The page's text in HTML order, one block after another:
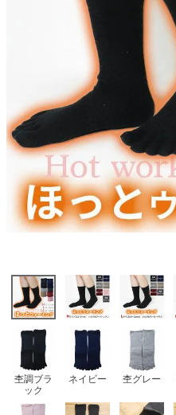
杢調ブラ
ック
ネイビー 杢グレー